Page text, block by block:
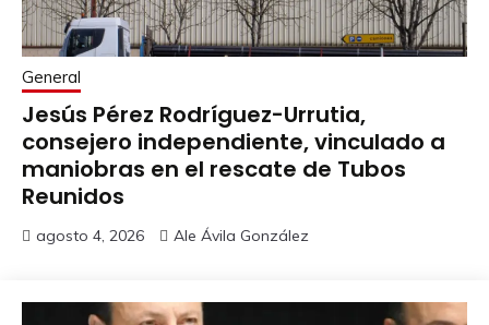
General
Jesús Pérez Rodríguez-Urrutia,
consejero independiente, vinculado a
maniobras en el rescate de Tubos
Reunidos
agosto 4, 2026 Ale Ávila González